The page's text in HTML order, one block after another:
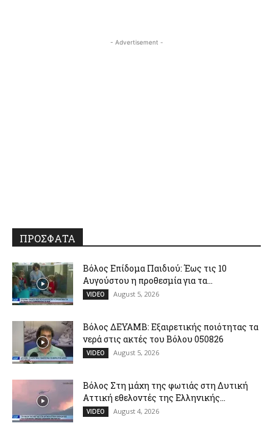
- Advertisement -
ΠΡΟΣΦΑΤΑ
Βόλος Επίδομα Παιδιού: Έως τις 10
Αυγούστου η προθεσμία για τα...
VIDEO August 5, 2026
Βόλος ΔΕΥΑΜΒ: Εξαιρετικής ποιότητας τα
νερά στις ακτές του Βόλου 050826
VIDEO August 5, 2026
Βόλος Στη μάχη της φωτιάς στη Δυτική
Αττική εθελοντές της Ελληνικής...
VIDEO August 4, 2026